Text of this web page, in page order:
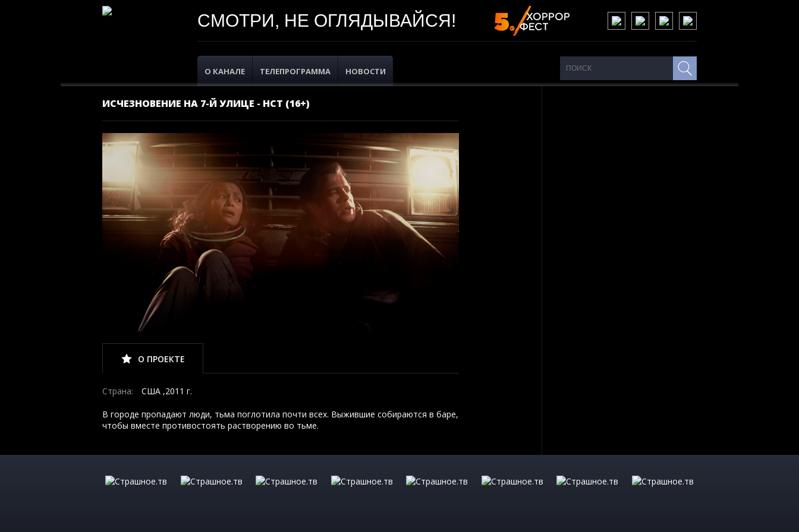
СМОТРИ, НЕ ОГЛЯДЫВАЙСЯ!
О КАНАЛЕ ТЕЛЕПРОГРАММА НОВОСТИ
ИСЧЕЗНОВЕНИЕ НА 7-Й УЛИЦЕ - НСТ (16+)
О ПРОЕКТЕ
Страна: США ,2011 г.
В городе пропадают люди, тьма поглотила почти всех. Выжившие собираются в баре,
чтобы вместе противостоять растворению во тьме.